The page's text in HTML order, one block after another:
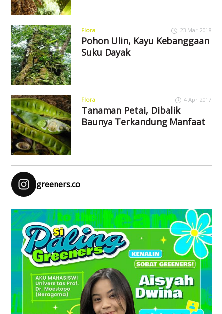
Flora 23 Mar 2018
Pohon Ulin, Kayu Kebanggaan
Suku Dayak
Flora 4 Apr 2017
Tanaman Petai, Dibalik
Baunya Terkandung Manfaat
greeners.co